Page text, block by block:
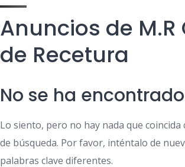
Anuncios de M.R
de Recetura
No se ha
Lo siento, pero no hay nada que
de búsqueda. Por favor, inténtalo de
palabras clave diferentes.